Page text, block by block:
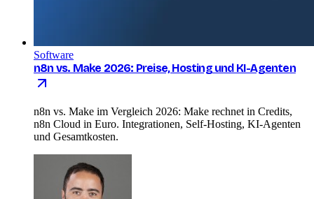
Software
n8n vs. Make 2026: Preise, Hosting und KI-Agenten
n8n vs. Make im Vergleich 2026: Make rechnet in Credits,
n8n Cloud in Euro. Integrationen, Self-Hosting, KI-Agenten
und Gesamtkosten.